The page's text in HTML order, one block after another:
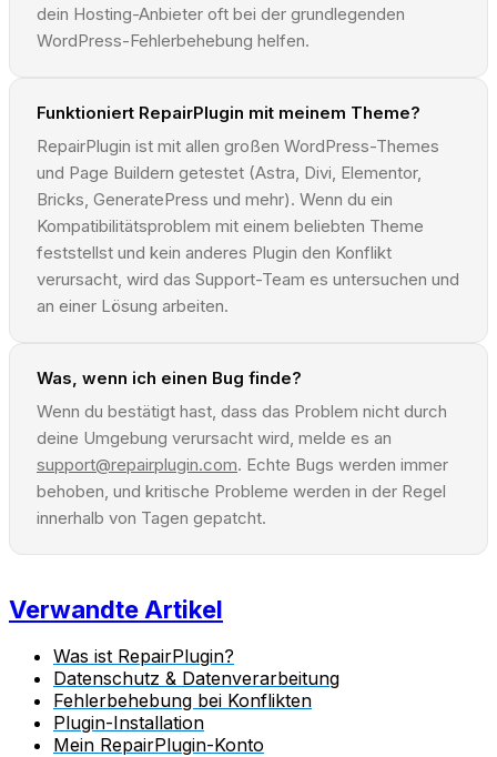
dein Hosting-Anbieter oft bei der grundlegenden
WordPress-Fehlerbehebung helfen.
Funktioniert RepairPlugin mit meinem Theme?
RepairPlugin ist mit allen großen WordPress-Themes
und Page Buildern getestet (Astra, Divi, Elementor,
Bricks, GeneratePress und mehr). Wenn du ein
Kompatibilitätsproblem mit einem beliebten Theme
feststellst und kein anderes Plugin den Konflikt
verursacht, wird das Support-Team es untersuchen und
an einer Lösung arbeiten.
Was, wenn ich einen Bug finde?
Wenn du bestätigt hast, dass das Problem nicht durch
deine Umgebung verursacht wird, melde es an
support@repairplugin.com. Echte Bugs werden immer
behoben, und kritische Probleme werden in der Regel
innerhalb von Tagen gepatcht.
Verwandte Artikel
Was ist RepairPlugin?
Datenschutz & Datenverarbeitung
Fehlerbehebung bei Konflikten
Plugin-Installation
Mein RepairPlugin-Konto